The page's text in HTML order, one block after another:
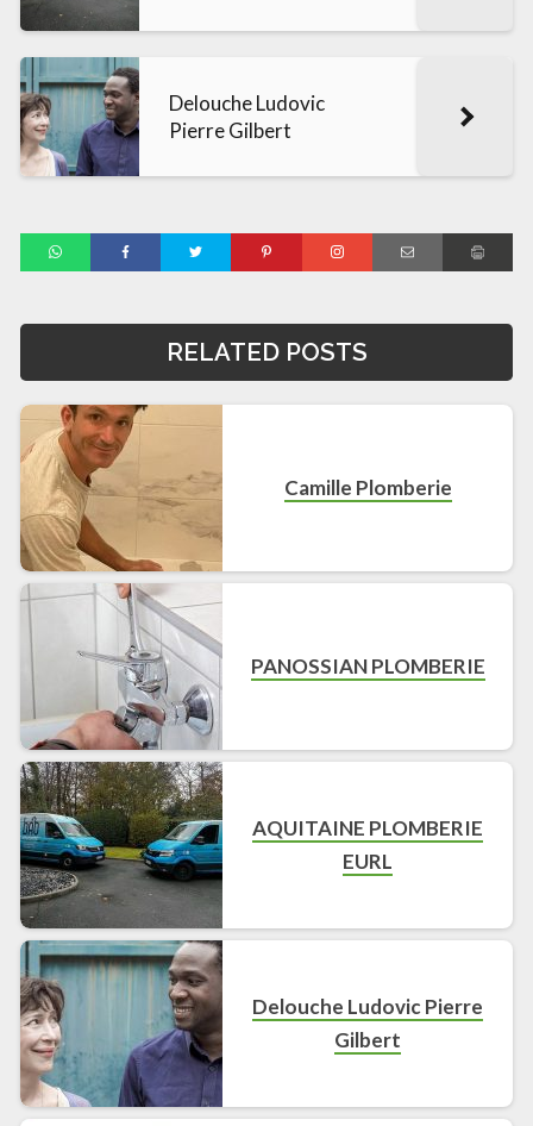
Delouche Ludovic
Pierre Gilbert
RELATED POSTS
Camille Plomberie
PANOSSIAN PLOMBERIE
AQUITAINE PLOMBERIE
EURL
Delouche Ludovic Pierre
Gilbert